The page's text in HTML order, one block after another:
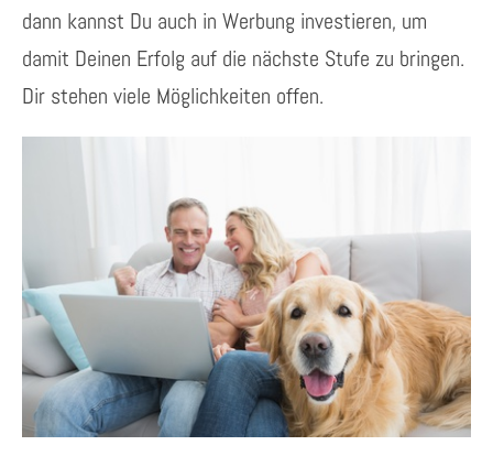
dann kannst Du auch in Werbung investieren, um
damit Deinen Erfolg auf die nächste Stufe zu bringen.
Dir stehen viele Möglichkeiten offen.